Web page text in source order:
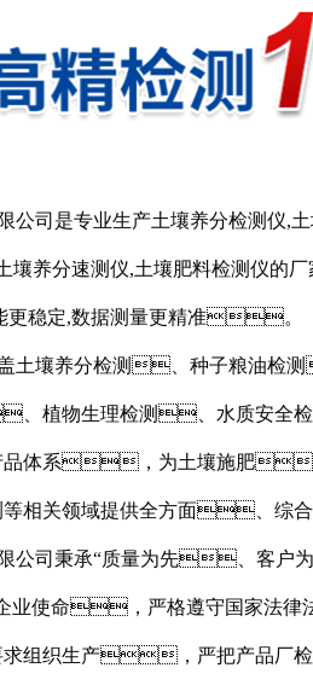
公司是专业生产土壤养分检测仪,
壤养分速测仪,土壤肥料检测仪的
更稳定,数据测量更精准。
土壤养分检测、种子粮油检
植物生理检测、水质安全
产品体系，为土壤施肥
等相关领域提供全方面、综
限公司秉承“质量为先、客
业使命，严格遵守国家法律
组织生产，严把产品厂